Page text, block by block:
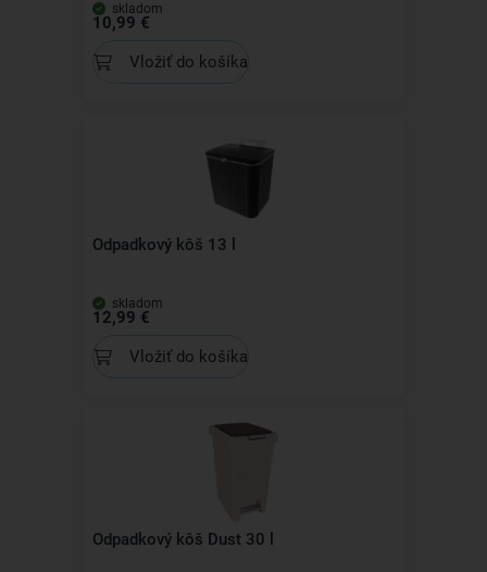
skladom
10,99 €
Vložiť do košíka
Odpadkový kôš 13 l
skladom
12,99 €
Vložiť do košíka
Odpadkový kôš Dust 30 l